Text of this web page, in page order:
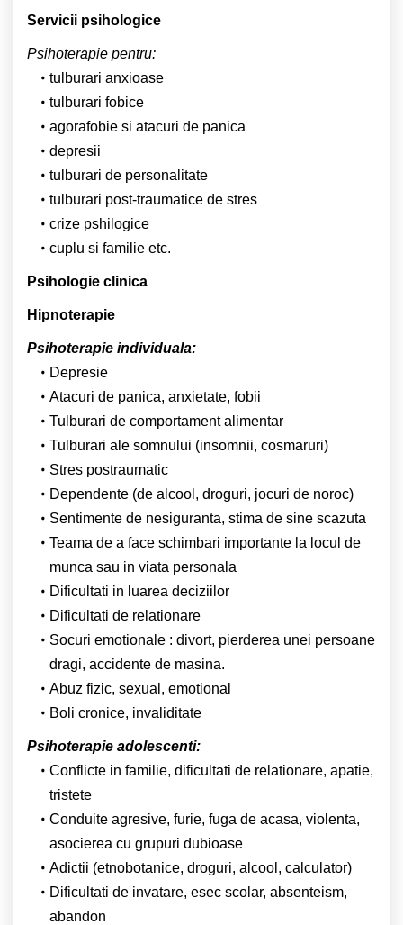
Servicii psihologice
Psihoterapie pentru:
tulburari anxioase
tulburari fobice
agorafobie si atacuri de panica
depresii
tulburari de personalitate
tulburari post-traumatice de stres
crize pshilogice
cuplu si familie etc.
Psihologie clinica
Hipnoterapie
Psihoterapie individuala:
Depresie
Atacuri de panica, anxietate, fobii
Tulburari de comportament alimentar
Tulburari ale somnului (insomnii, cosmaruri)
Stres postraumatic
Dependente (de alcool, droguri, jocuri de noroc)
Sentimente de nesiguranta, stima de sine scazuta
Teama de a face schimbari importante la locul de
munca sau in viata personala
Dificultati in luarea deciziilor
Dificultati de relationare
Socuri emotionale : divort, pierderea unei persoane
dragi, accidente de masina.
Abuz fizic, sexual, emotional
Boli cronice, invaliditate
Psihoterapie adolescenti:
Conflicte in familie, dificultati de relationare, apatie,
tristete
Conduite agresive, furie, fuga de acasa, violenta,
asocierea cu grupuri dubioase
Adictii (etnobotanice, droguri, alcool, calculator)
Dificultati de invatare, esec scolar, absenteism,
abandon